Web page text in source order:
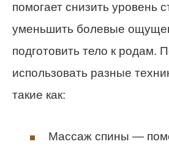
помогает снизить уровень
уменьшить болевые
подготовить тело к родам.
использовать разные
такие как:
Массаж спины —